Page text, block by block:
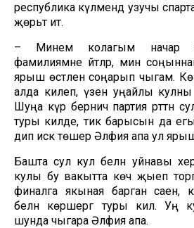
республика күләмендә узучы
җөрьәт итә.
– Минем колагым начар
фамилиямне әйтәләр, мин
ярыш өстәленә соңарып чыгам.
алда килеп, үзенә уңайлы кулны
Шуңа күрә берничә партия рәттән
туры килде, тик барысын да
дип искә төшерә Әлфия апа ул
Башта сул кул белән уйнавы
кулы бу вакытта көч җыеп
финалга якыная барган саен,
белән көрәшергә туры килә. Уң
шунда чыгара Әлфия апа.